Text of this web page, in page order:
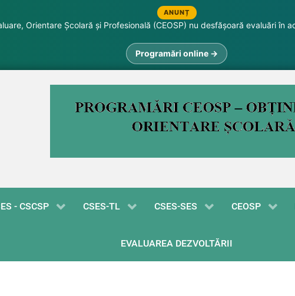
ANUNȚ
Orientare Școlară și Profesională (CEOSP) nu desfășoară evaluări în
Programări online →
- CSCSP CSES-TL CSES-SES CEOSP
EVALUAREA DEZVOLTĂRII